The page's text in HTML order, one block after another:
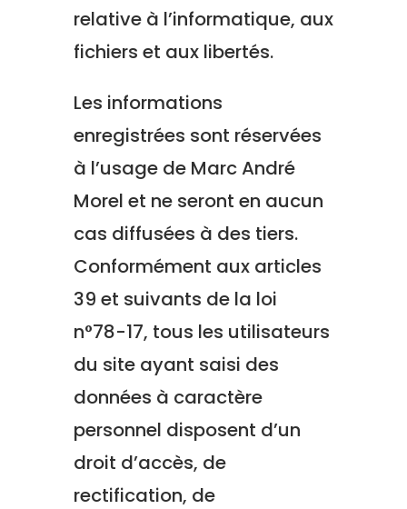
relative à l’informatique, aux
fichiers et aux libertés.
Les informations
enregistrées sont réservées
à l’usage de Marc André
Morel et ne seront en aucun
cas diffusées à des tiers.
Conformément aux articles
39 et suivants de la loi
n°78-17, tous les utilisateurs
du site ayant saisi des
données à caractère
personnel disposent d’un
droit d’accès, de
rectification, de